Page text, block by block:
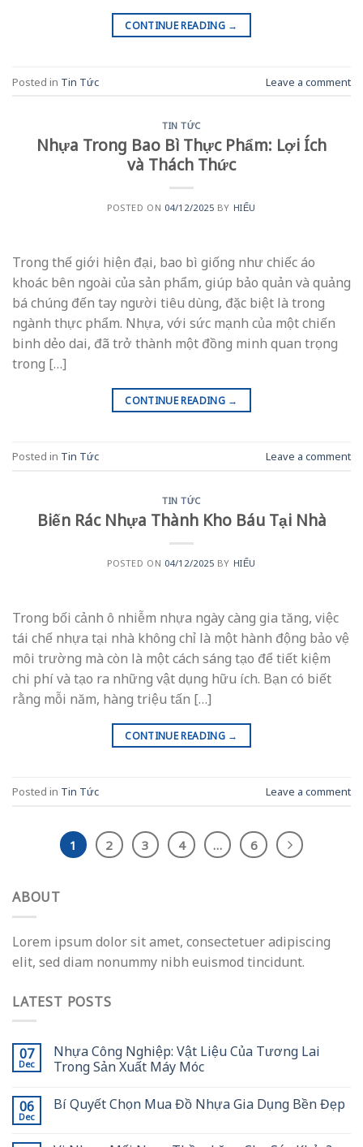
CONTINUE READING →
Posted in Tin Tức Leave a comment
TIN TỨC
Nhựa Trong Bao Bì Thực Phẩm: Lợi Ích
và Thách Thức
POSTED ON 04/12/2025 BY HIẾU
Trong thế giới hiện đại, bao bì giống như chiếc áo
khoác bên ngoài của sản phẩm, giúp bảo quản và quảng
bá chúng đến tay người tiêu dùng, đặc biệt là trong
ngành thực phẩm. Nhựa, với sức mạnh của một chiến
binh dẻo dai, đã trở thành một đồng minh quan trọng
trong […]
CONTINUE READING →
Posted in Tin Tức Leave a comment
TIN TỨC
Biến Rác Nhựa Thành Kho Báu Tại Nhà
POSTED ON 04/12/2025 BY HIẾU
Trong bối cảnh ô nhiễm nhựa ngày càng gia tăng, việc
tái chế nhựa tại nhà không chỉ là một hành động bảo vệ
môi trường mà còn là một cách sáng tạo để tiết kiệm
chi phí và tạo ra những vật dụng hữu ích. Bạn có biết
rằng mỗi năm, hàng triệu tấn […]
CONTINUE READING →
Posted in Tin Tức Leave a comment
1 2 3 4 … 6
ABOUT
Lorem ipsum dolor sit amet, consectetuer adipiscing
elit, sed diam nonummy nibh euismod tincidunt.
LATEST POSTS
07
Dec
Nhựa Công Nghiệp: Vật Liệu Của Tương Lai
Trong Sản Xuất Máy Móc
06
Dec
Bí Quyết Chọn Mua Đồ Nhựa Gia Dụng Bền Đẹp